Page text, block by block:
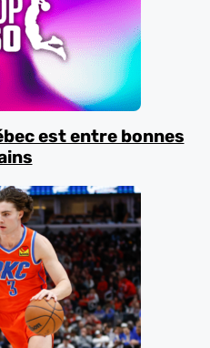
est entre bonnes